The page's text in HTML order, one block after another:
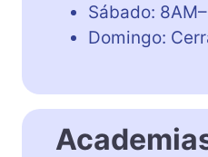
Sábado:
Domingo: